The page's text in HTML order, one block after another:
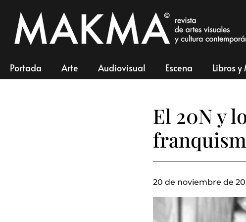
Portada Arte Audiovisual Escena Libros y
El 20N y
20 de noviembre de